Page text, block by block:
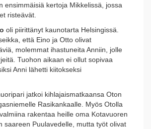
ensimmäisiä kertoja Mikkelissä, jossa
risteävät.
oli piirittänyt kaunotarta Helsingissä.
että Eino ja Otto olivat
molemmat ihastuneita Anniin, jolle
Tuohon aikaan ei ollut sopivaa
Anni lähetti kiitokseksi
jatkoi kihlajaismatkaansa Oton
Rasikankaalle. Myös Otolla
rakentaa heille oma Kotavuoren
saareen Puulavedelle, mutta työt olivat